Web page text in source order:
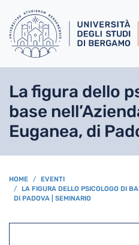
La figura dello
base
Euganea, di
BREADCRUMB
HOME
EVENTI
LA FIGURA DELLO PSICOLOGO DI
DI PADOVA | SEMINARIO